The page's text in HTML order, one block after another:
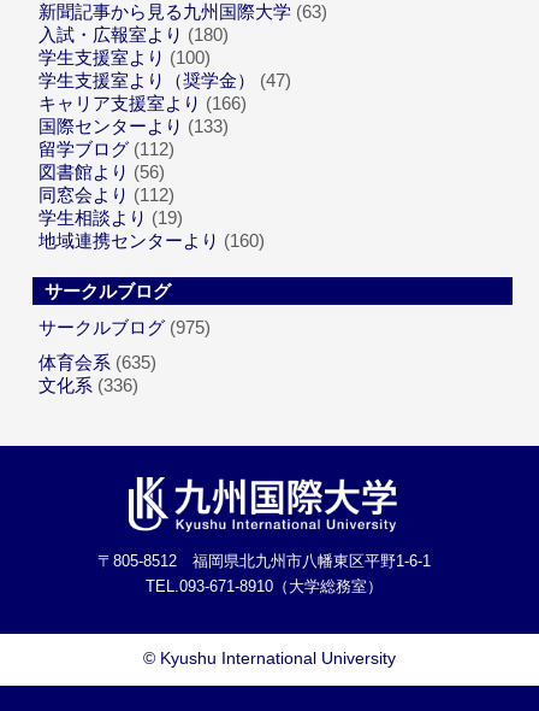
新聞記事から見る九州国際大学 (63)
入試・広報室より (180)
学生支援室より (100)
学生支援室より（奨学金）
(47)
キャリア支援室より (166)
国際センターより (133)
留学ブログ (112)
図書館より (56)
同窓会より (112)
学生相談より (19)
地域連携センターより (160)
サークルブログ
サークルブログ (975)
体育会系 (635)
文化系 (336)
〒805-8512 福岡県北九州市八幡東区平野1-6-1
TEL.093-671-8910（大学総務室）
© Kyushu International University